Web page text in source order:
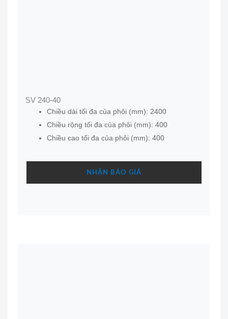
SV 240-40
Chiều dài tối đa của phôi (mm): 2400
Chiều rộng tối đa của phôi (mm): 400
Chiều cao tối đa của phôi (mm): 400
NHẬN BÁO GIÁ